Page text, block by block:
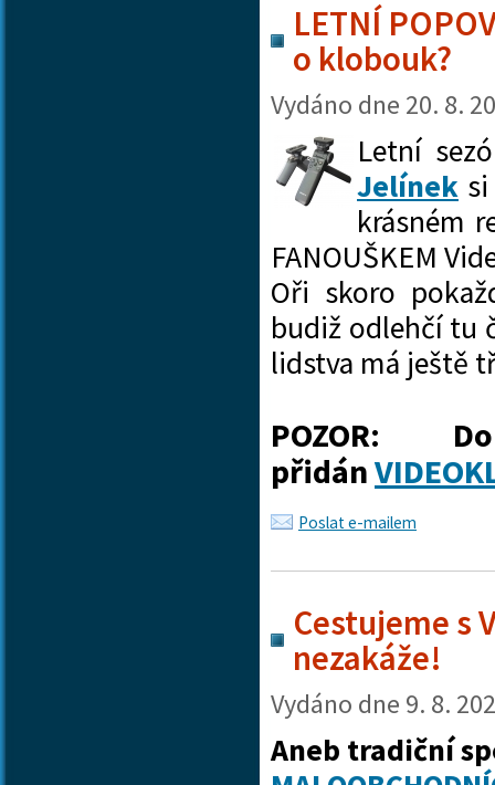
LETNÍ
o klobouk?
Vydáno dne 20. 8.
Letní
Jelínek
krásném
FANOUŠKEM
Oři skoro
budiž odlehčí tu
lidstva má ještě
POZOR:
přidán
Poslat e-mailem
Cestujeme s
nezakáže!
Vydáno dne 9. 8.
Aneb tradiční